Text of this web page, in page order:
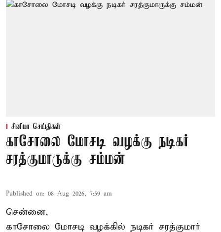
சினிமா செய்திகள்
காசோலை மோசடி வழக்கு நடிகர்
சரத்குமாருக்கு சம்மன்
Published on: 08 Aug 2026, 7:59 am
சென்னை,
காசோலை மோசடி வழக்கில் நடிகர் சரத்குமார்